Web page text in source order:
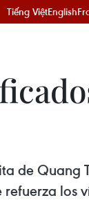
Tiếng ViệtEnglish
de Quang
los